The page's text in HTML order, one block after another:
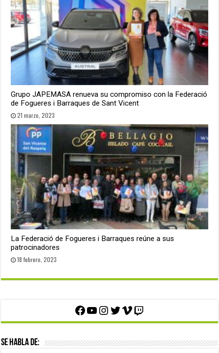
Grupo JAPEMASA renueva su compromiso con la Federació
de Fogueres i Barraques de Sant Vicent
21 marzo, 2023
La Federació de Fogueres i Barraques reúne a sus
patrocinadores
18 febrero, 2023
Facebook
YouTube
Instagram
Twitter
Vimeo
Twitch
Se habla de: